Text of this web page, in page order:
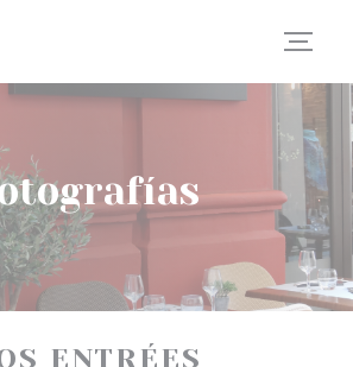
opciones de cookies
ENTRÉES